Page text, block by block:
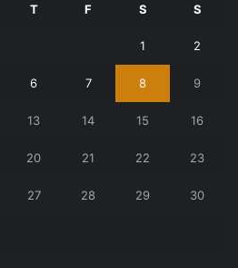
T F S S
1 2
6 7 8 9
13 14 15 16
20 21 22 23
27 28 29 30